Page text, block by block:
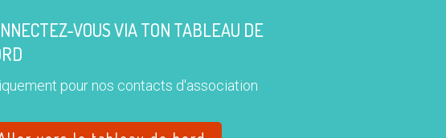
VOUS VIA TON TABLEAU DE
pour nos contacts d'association